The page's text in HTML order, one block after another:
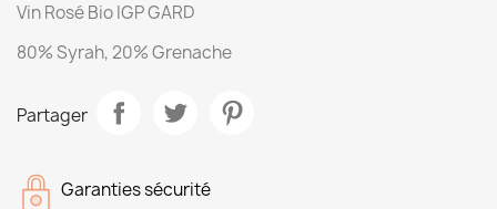
Vin Rosé Bio IGP GARD
80% Syrah, 20% Grenache
Partager
Garanties sécurité